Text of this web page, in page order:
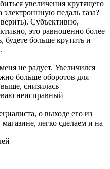
увеличения крутящего
педаль газа?
Субъективно,
это равноценно более
больше крутить и
не радует. Увеличился
больше оборотов для
снизилась
неисправный
о выходе его из
легко сделаем и на